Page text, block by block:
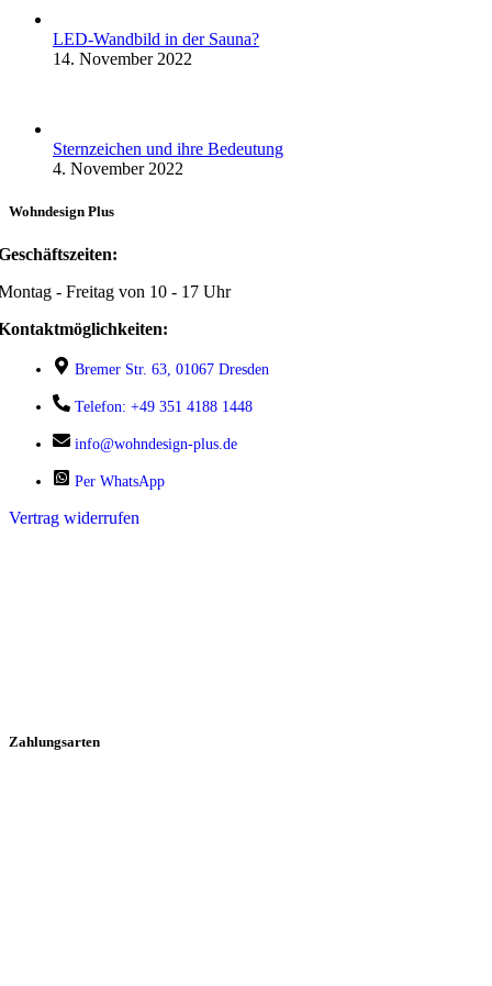
LED-Wandbild in der Sauna?
14. November 2022
Sternzeichen und ihre Bedeutung
4. November 2022
Wohndesign Plus
- Freitag von 10 - 17 Uhr
Bremer Str. 63, 01067 Dresden
Telefon: +49 351 4188 1448
info@wohndesign-plus.de
Per WhatsApp
Vertrag widerrufen
Zahlungsarten